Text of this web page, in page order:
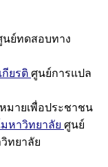
นย์ทดสอบทาง
ยรติ ศูนย์การแปล
มายเพื่อประชาชน
หาวิทยาลัย ศูนย์
ทยาลัย